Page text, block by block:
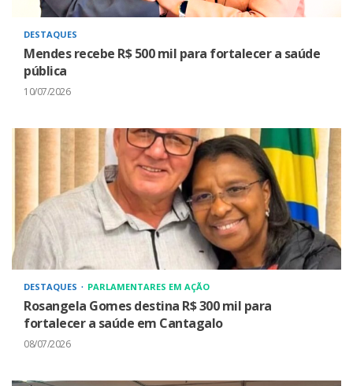
DESTAQUES
Mendes recebe R$ 500 mil para fortalecer a saúde
pública
10/07/2026
DESTAQUES PARLAMENTARES EM AÇÃO
Rosangela Gomes destina R$ 300 mil para
fortalecer a saúde em Cantagalo
08/07/2026